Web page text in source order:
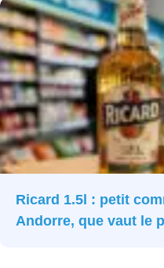
Ricard 1.5l : petit
Andorre, que vaut le